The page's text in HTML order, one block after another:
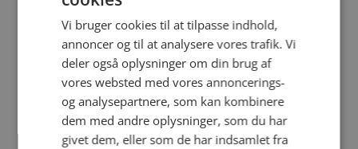
Vi bruger cookies til at tilpasse indhold,
annoncer og til at analysere vores trafik. Vi
deler også oplysninger om din brug af
vores websted med vores annoncerings-
og analysepartnere, som kan kombinere
dem med andre oplysninger, som du har
givet dem, eller som de har indsamlet fra